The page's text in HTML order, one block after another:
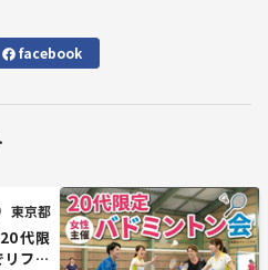
facebook
東京都
代限
フレ